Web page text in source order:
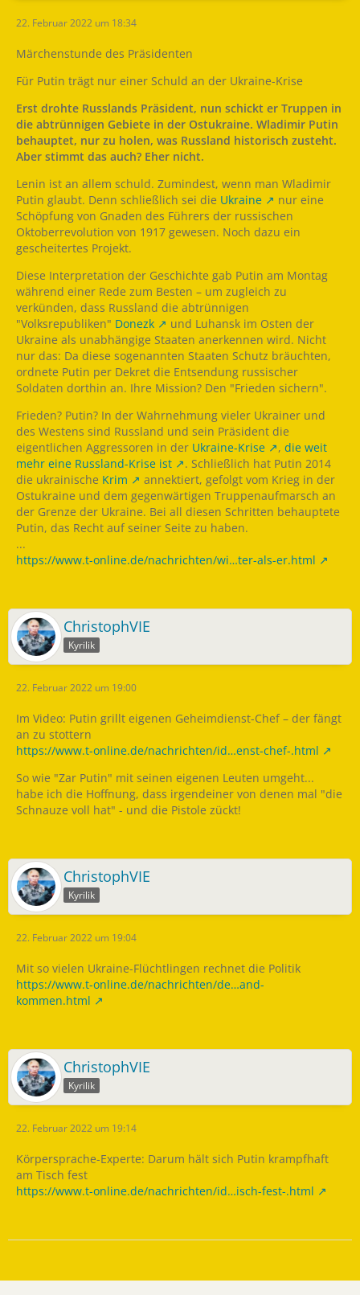
22. Februar 2022 um 18:34
Märchenstunde des Präsidenten
Für Putin trägt nur einer Schuld an der Ukraine-Krise
Erst drohte Russlands Präsident, nun schickt er Truppen in
die abtrünnigen Gebiete in der Ostukraine. Wladimir Putin
behauptet, nur zu holen, was Russland historisch zusteht.
Aber stimmt das auch? Eher nicht.
Lenin ist an allem schuld. Zumindest, wenn man Wladimir
Putin glaubt. Denn schließlich sei die Ukraine
nur eine
Schöpfung von Gnaden des Führers der russischen
Oktoberrevolution von 1917 gewesen. Noch dazu ein
gescheitertes Projekt.
Diese Interpretation der Geschichte gab Putin am Montag
während einer Rede zum Besten – um zugleich zu
verkünden, dass Russland die abtrünnigen
"Volksrepubliken" Donezk
und Luhansk im Osten der
Ukraine als unabhängige Staaten anerkennen wird. Nicht
nur das: Da diese sogenannten Staaten Schutz bräuchten,
ordnete Putin per Dekret die Entsendung russischer
Soldaten dorthin an. Ihre Mission? Den "Frieden sichern".
Frieden? Putin? In der Wahrnehmung vieler Ukrainer und
des Westens sind Russland und sein Präsident die
eigentlichen Aggressoren in der Ukraine-Krise , die weit
mehr eine Russland-Krise ist
. Schließlich hat Putin 2014
die ukrainische Krim
annektiert, gefolgt vom Krieg in der
Ostukraine und dem gegenwärtigen Truppenaufmarsch an
der Grenze der Ukraine. Bei all diesen Schritten behauptete
Putin, das Recht auf seiner Seite zu haben.
...
https://www.t-online.de/nachrichten/wi…ter-als-er.html
ChristophVIE
Kyrilik
22. Februar 2022 um 19:00
Im Video: Putin grillt eigenen Geheimdienst-Chef – der fängt
an zu stottern
https://www.t-online.de/nachrichten/id…enst-chef-.html
So wie "Zar Putin" mit seinen eigenen Leuten umgeht...
habe ich die Hoffnung, dass irgendeiner von denen mal "die
Schnauze voll hat" - und die Pistole zückt!
ChristophVIE
Kyrilik
22. Februar 2022 um 19:04
Mit so vielen Ukraine-Flüchtlingen rechnet die Politik
https://www.t-online.de/nachrichten/de…and-
kommen.html
ChristophVIE
Kyrilik
22. Februar 2022 um 19:14
Körpersprache-Experte: Darum hält sich Putin krampfhaft
am Tisch fest
https://www.t-online.de/nachrichten/id…isch-fest-.html